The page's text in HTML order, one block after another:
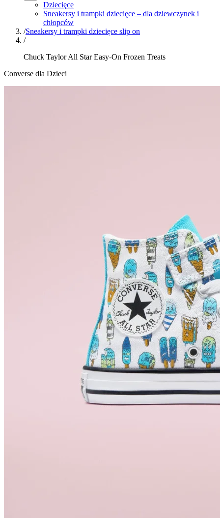
Dziecięce
Sneakersy i trampki dziecięce – dla dziewczynek i
chłopców
/Sneakersy i trampki dziecięce slip on
/
Chuck Taylor All Star Easy-On Frozen Treats
Converse dla Dzieci